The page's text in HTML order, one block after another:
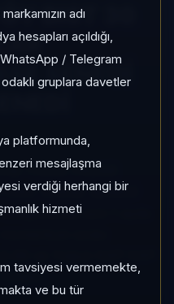
adı
hesapları açıldığı,
/ Telegram
gruplara davetler
platformunda,
mesajlaşma
verdiği herhangi bir
hizmeti
tavsiyesi vermemekte,
ve bu tür
BIST 30
SENEDİ
YILDIZ PAZAR
(HİSSE SENEDİ
son 1 ayda
sırası